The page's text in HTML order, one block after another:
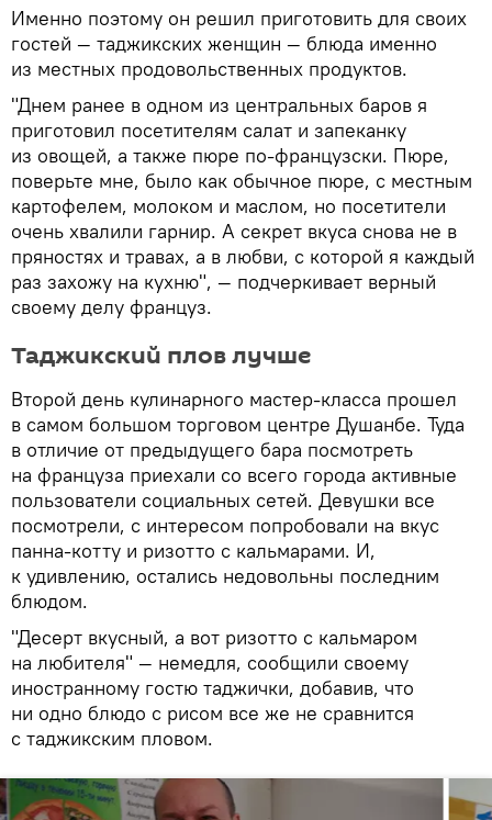
Именно поэтому он решил приготовить для своих
гостей — таджикских женщин — блюда именно
из местных продовольственных продуктов.
"Днем ранее в одном из центральных баров я
приготовил посетителям салат и запеканку
из овощей, а также пюре по-французски. Пюре,
поверьте мне, было как обычное пюре, с местным
картофелем, молоком и маслом, но посетители
очень хвалили гарнир. А секрет вкуса снова не в
пряностях и травах, а в любви, с которой я каждый
раз захожу на кухню", — подчеркивает верный
своему делу француз.
Таджикский плов лучше
Второй день кулинарного мастер-класса прошел
в самом большом торговом центре Душанбе. Туда
в отличие от предыдущего бара посмотреть
на француза приехали со всего города активные
пользователи социальных сетей. Девушки все
посмотрели, с интересом попробовали на вкус
панна-котту и ризотто с кальмарами. И,
к удивлению, остались недовольны последним
блюдом.
"Десерт вкусный, а вот ризотто с кальмаром
на любителя" — немедля, сообщили своему
иностранному гостю таджички, добавив, что
ни одно блюдо с рисом все же не сравнится
с таджикским пловом.